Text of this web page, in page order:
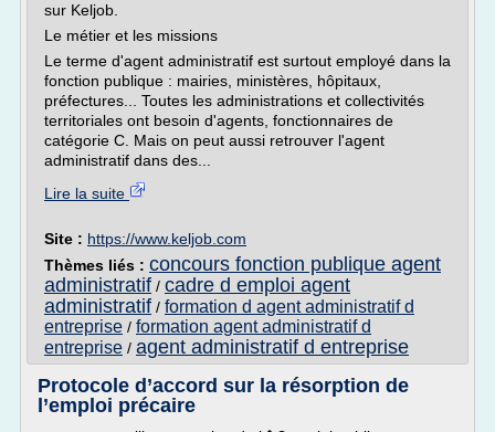
sur Keljob.
Le métier et les missions
Le terme d'agent administratif est surtout employé dans la
fonction publique : mairies, ministères, hôpitaux,
préfectures... Toutes les administrations et collectivités
territoriales ont besoin d'agents, fonctionnaires de
catégorie C. Mais on peut aussi retrouver l'agent
administratif dans des...
Lire la suite
Site : https://www.keljob.com
Thèmes liés : concours fonction publique agent
administratif / cadre d emploi agent
administratif / formation d agent administratif d
entreprise / formation agent administratif d
entreprise / agent administratif d entreprise
Protocole d’accord sur la résorption de
l’emploi précaire